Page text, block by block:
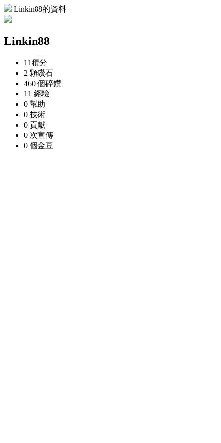
Linkin88的資料
Linkin88
11積分
2 顆鑽石
460 個碎鑽
11 經驗
0 幫助
0 技術
0 貢獻
0 次宣傳
0 個金豆